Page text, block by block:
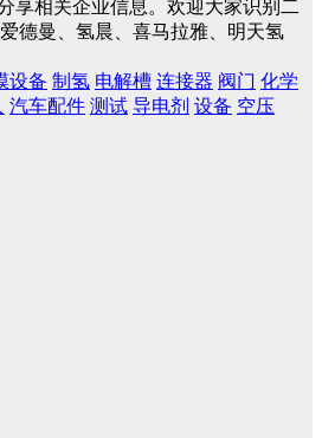
享相关企业信息。欢迎大家识别二
德曼、氢晨、喜马拉雅、明天氢
设备 制氢 电解槽 连接器 阀门 化学
汽车配件 测试 导电剂 设备 空压